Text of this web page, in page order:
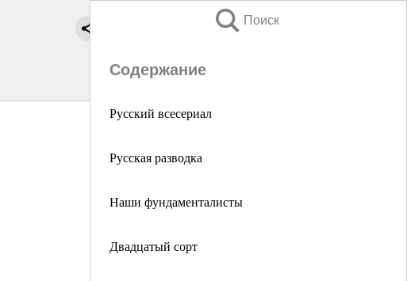
Поиск
Содержание
Русский всесериал
Русская разводка
Наши фундаменталисты
Двадцатый сорт